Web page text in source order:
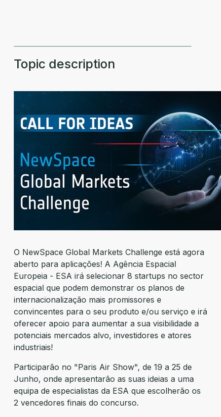
Topic description
O NewSpace Global Markets Challenge está agora
aberto para aplicações! A Agência Espacial
Europeia - ESA irá selecionar 8 startups no sector
espacial que podem demonstrar os planos de
internacionalização mais promissores e
convincentes para o seu produto e/ou serviço e irá
oferecer apoio para aumentar a sua visibilidade a
potenciais mercados alvo, investidores e atores
industriais!
Participarão no "Paris Air Show", de 19 a 25 de
Junho, onde apresentarão as suas ideias a uma
equipa de especialistas da ESA que escolherão os
2 vencedores finais do concurso.